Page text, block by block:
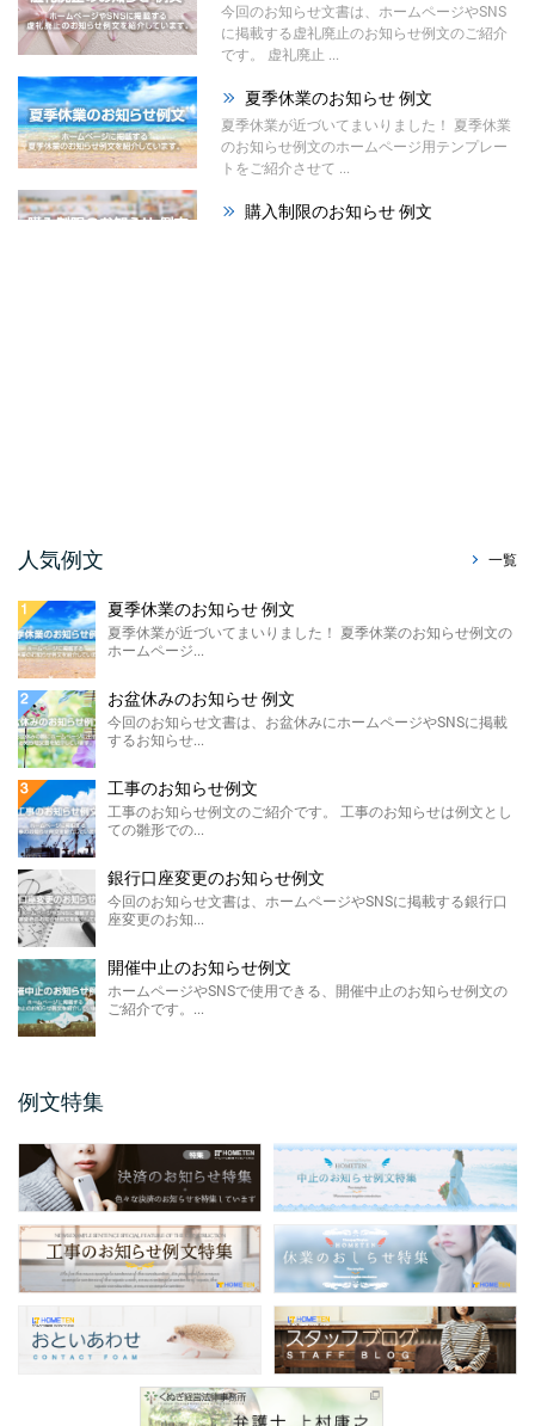
今回のお知らせ文書は、ホームページやSNS
に掲載する虚礼廃止のお知らせ例文のご紹介
です。 虚礼廃止 ...
夏季休業のお知らせ 例文
夏季休業が近づいてまいりました！ 夏季休業
のお知らせ例文のホームページ用テンプレー
トをご紹介させて ...
購入制限のお知らせ 例文
する販売休止のお知らせテンプレートのご紹
介です。 こちらに ...
ホームページやSNSに掲載する製造終了のお
知らせ例文のご紹介です。 材料の高騰や需要
の低下による製 ...
価格改定のお知らせ例文
今回のお知らせ文書は、ホームページに掲載
FAX廃止のお知らせ 例 ...
るペーパ ...
メールアドレス変更のお知 ...
保護者説明会のご案内例文のご紹介です。 保
護者説明会のご案内例文は、小学校、中学
校、高校などの学校 ...
仕様変更のお知らせ 例文
仕様変更のお知らせ例文のご紹介です。 会社
やお店、ショップと業種は問わず商品、製品
商品表示変更のお知らせ ...
商品表示変更のお知らせ例文のご紹介です。
商品や製品のパッケージや商品の印刷物、各
...
人気例文 一覧
夏季休業のお知らせ 例文
夏季休業が近づいてまいりました！ 夏季休業のお知らせ例文の
ホームページ...
お盆休みのお知らせ 例文
今回のお知らせ文書は、お盆休みにホームページやSNSに掲載
するお知らせ...
工事のお知らせ例文
工事のお知らせ例文のご紹介です。 工事のお知らせは例文とし
ての雛形での...
銀行口座変更のお知らせ例文
今回のお知らせ文書は、ホームページやSNSに掲載する銀行口
座変更のお知...
開催中止のお知らせ例文
ホームページやSNSで使用できる、開催中止のお知らせ例文の
ご紹介です。...
例文特集